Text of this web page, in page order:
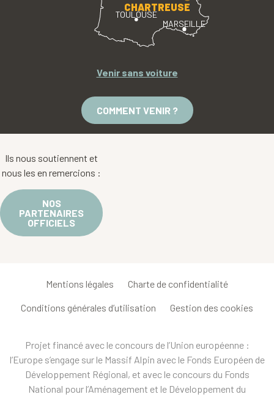
TOULOUSE
MARSEILLE
CHARTREUSE
Venir sans voiture
COMMENT VENIR ?
Ils nous soutiennent et
nous les en remercions :
NOS
PARTENAIRES
OFFICIELS
Mentions légales Charte de confidentialité
Conditions générales d’utilisation Gestion des cookies
Projet financé avec le concours de l’Union européenne :
l’Europe s’engage sur le Massif Alpin avec le Fonds Européen de
Développement Régional, et avec le concours du Fonds
National pour l’Aménagement et le Développement du